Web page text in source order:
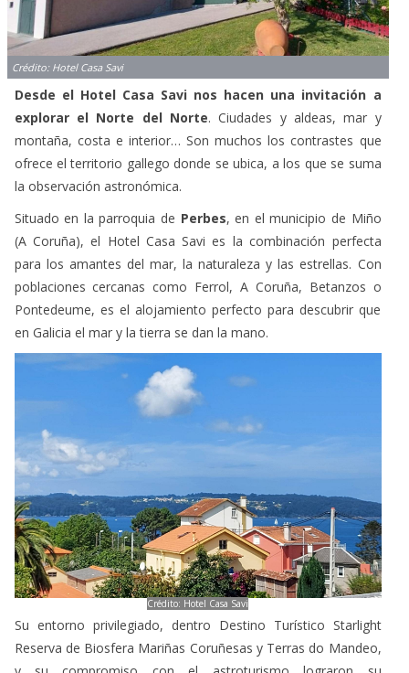
Crédito: Hotel Casa Savi
Desde el Hotel Casa Savi nos hacen una invitación a
explorar el Norte del Norte. Ciudades y aldeas, mar y
montaña, costa e interior… Son muchos los contrastes que
ofrece el territorio gallego donde se ubica, a los que se suma
la observación astronómica.
Situado en la parroquia de Perbes, en el municipio de Miño
(A Coruña), el Hotel Casa Savi es la combinación perfecta
para los amantes del mar, la naturaleza y las estrellas. Con
poblaciones cercanas como Ferrol, A Coruña, Betanzos o
Pontedeume, es el alojamiento perfecto para descubrir que
en Galicia el mar y la tierra se dan la mano.
Crédito: Hotel Casa Savi
Su entorno privilegiado, dentro Destino Turístico Starlight
Reserva de Biosfera Mariñas Coruñesas y Terras do Mandeo,